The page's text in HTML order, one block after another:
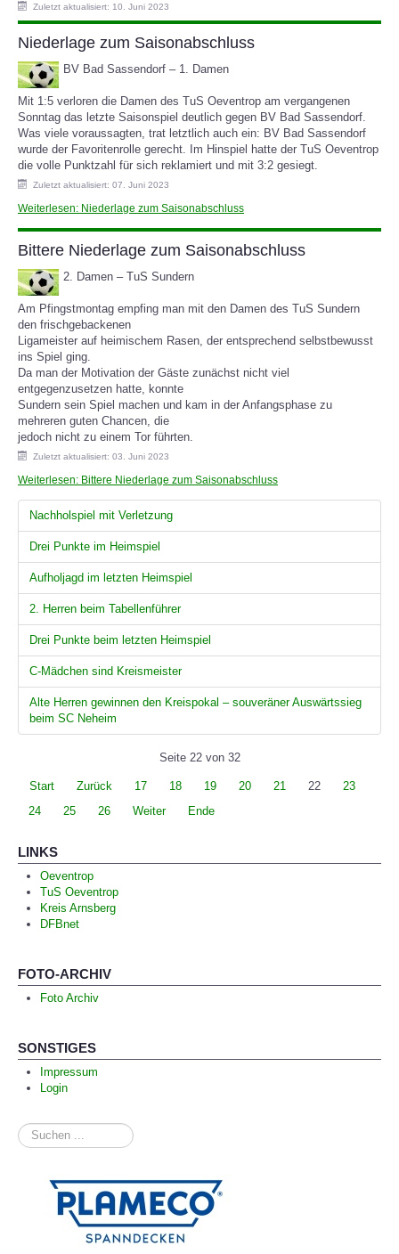
Zuletzt aktualisiert: 10. Juni 2023
Niederlage zum Saisonabschluss
BV Bad Sassendorf – 1. Damen
Mit 1:5 verloren die Damen des TuS Oeventrop am vergangenen
Sonntag das letzte Saisonspiel deutlich gegen BV Bad Sassendorf.
Was viele voraussagten, trat letztlich auch ein: BV Bad Sassendorf
wurde der Favoritenrolle gerecht. Im Hinspiel hatte der TuS Oeventrop
die volle Punktzahl für sich reklamiert und mit 3:2 gesiegt.
Zuletzt aktualisiert: 07. Juni 2023
Weiterlesen: Niederlage zum Saisonabschluss
Bittere Niederlage zum Saisonabschluss
2. Damen – TuS Sundern
Am Pfingstmontag empfing man mit den Damen des TuS Sundern
den frischgebackenen
Ligameister auf heimischem Rasen, der entsprechend selbstbewusst
ins Spiel ging.
Da man der Motivation der Gäste zunächst nicht viel
entgegenzusetzen hatte, konnte
Sundern sein Spiel machen und kam in der Anfangsphase zu
mehreren guten Chancen, die
jedoch nicht zu einem Tor führten.
Zuletzt aktualisiert: 03. Juni 2023
Weiterlesen: Bittere Niederlage zum Saisonabschluss
Nachholspiel mit Verletzung
Drei Punkte im Heimspiel
Aufholjagd im letzten Heimspiel
2. Herren beim Tabellenführer
Drei Punkte beim letzten Heimspiel
C-Mädchen sind Kreismeister
Alte Herren gewinnen den Kreispokal – souveräner Auswärtssieg
beim SC Neheim
Seite 22 von 32
Start Zurück 17 18 19 20 21 22
23
24
25 26 Weiter Ende
LINKS
Oeventrop
TuS Oeventrop
Kreis Arnsberg
DFBnet
FOTO-ARCHIV
Foto Archiv
SONSTIGES
Impressum
Login
Suchen
...